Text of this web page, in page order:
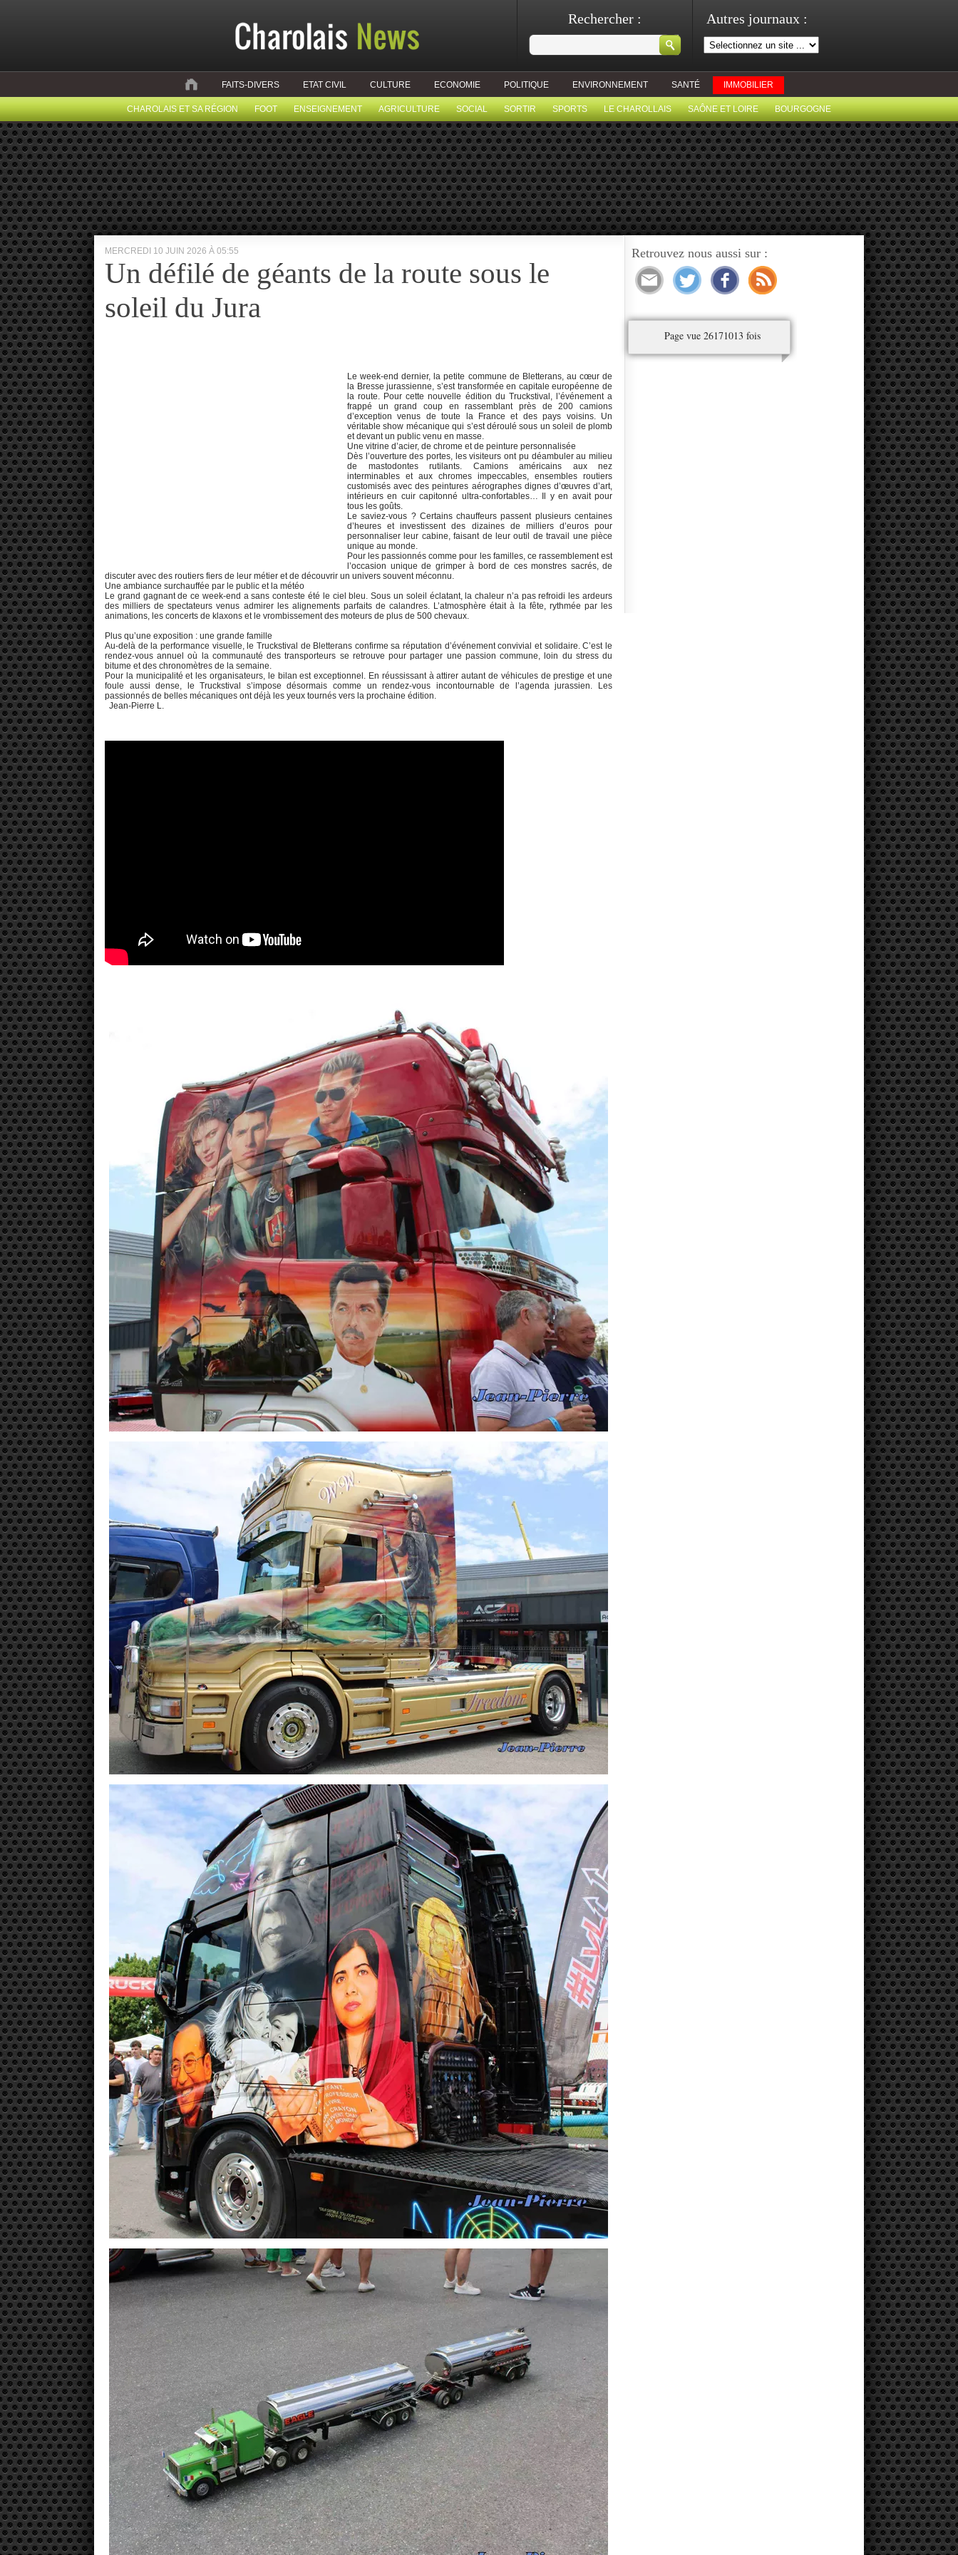
Autres journaux :
Rechercher :
FAITS-DIVERS ETAT CIVIL CULTURE ECONOMIE POLITIQUE ENVIRONNEMENT SANTÉ IMMOBILIER
CHAROLAIS ET SA RÉGION FOOT ENSEIGNEMENT AGRICULTURE SOCIAL SORTIR SPORTS LE CHAROLLAIS SAÔNE ET LOIRE BOURGOGNE
MERCREDI 10 JUIN 2026 À 05:55
Un défilé de géants de la route sous le
soleil du Jura
Le week-end dernier, la petite commune de Bletterans, au cœur de
la Bresse jurassienne, s’est transformée en capitale européenne de
la route. Pour cette nouvelle édition du Truckstival, l’événement a
frappé un grand coup en rassemblant près de 200 camions
d’exception venus de toute la France et des pays voisins. Un
véritable show mécanique qui s’est déroulé sous un soleil de plomb
et devant un public venu en masse.
Une vitrine d’acier, de chrome et de peinture personnalisée
Dès l’ouverture des portes, les visiteurs ont pu déambuler au milieu
de mastodontes rutilants. Camions américains aux nez
interminables et aux chromes impeccables, ensembles routiers
customisés avec des peintures aérographes dignes d’œuvres d’art,
intérieurs en cuir capitonné ultra-confortables… Il y en avait pour
tous les goûts.
Le saviez-vous ? Certains chauffeurs passent plusieurs centaines
d’heures et investissent des dizaines de milliers d’euros pour
personnaliser leur cabine, faisant de leur outil de travail une pièce
unique au monde.
Pour les passionnés comme pour les familles, ce rassemblement est
l’occasion unique de grimper à bord de ces monstres sacrés, de
discuter avec des routiers fiers de leur métier et de découvrir un univers souvent méconnu.
Une ambiance surchauffée par le public et la météo
Le grand gagnant de ce week-end a sans conteste été le ciel bleu. Sous un soleil éclatant, la chaleur n’a pas refroidi les ardeurs
des milliers de spectateurs venus admirer les alignements parfaits de calandres. L’atmosphère était à la fête, rythmée par les
animations, les concerts de klaxons et le vrombissement des moteurs de plus de 500 chevaux.
Plus qu’une exposition : une grande famille
Au-delà de la performance visuelle, le Truckstival de Bletterans confirme sa réputation d’événement convivial et solidaire. C’est le
rendez-vous annuel où la communauté des transporteurs se retrouve pour partager une passion commune, loin du stress du
bitume et des chronomètres de la semaine.
Pour la municipalité et les organisateurs, le bilan est exceptionnel. En réussissant à attirer autant de véhicules de prestige et une
foule aussi dense, le Truckstival s’impose désormais comme un rendez-vous incontournable de l’agenda jurassien. Les
passionnés de belles mécaniques ont déjà les yeux tournés vers la prochaine édition.
Jean-Pierre L.
Retrouvez nous aussi sur :
Page vue 26171013 fois